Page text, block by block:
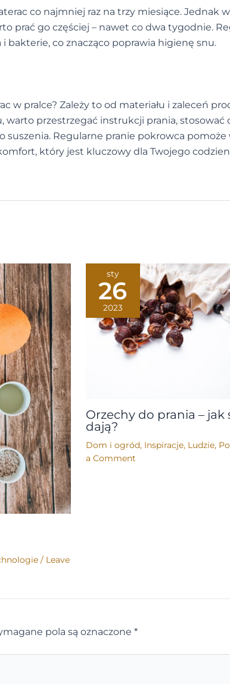
co najmniej raz na trzy miesiące. Jednak
prać go częściej – nawet co dwa tygodnie.
bakterie, co znacząco poprawia higienę snu.
w pralce? Zależy to od materiału i zaleceń
warto przestrzegać instrukcji prania, stosować
suszenia. Regularne pranie pokrowca
który jest kluczowy dla Twojego
/ Leave
sty
26
2023
Orzechy do prania – jak
dają?
Dom i ogród, Inspiracje, Ludzie,
a Comment
pola są oznaczone *